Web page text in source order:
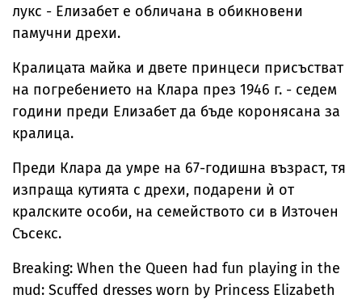
лукс - Елизабет е обличана в обикновени
памучни дрехи.
Кралицата майка и двете принцеси присъстват
на погребението на Клара през 1946 г. - седем
години преди Елизабет да бъде коронясана за
кралица.
Преди Клара да умре на 67-годишна възраст, тя
изпраща кутията с дрехи, подарени ѝ от
кралските особи, на семейството си в Източен
Съсекс.
Breaking: When the Queen had fun playing in the
mud: Scuffed dresses worn by Princess Elizabeth